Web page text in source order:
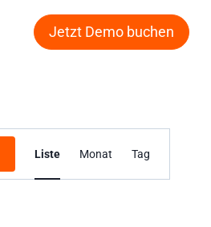
Jetzt Demo buchen
Liste Monat Tag